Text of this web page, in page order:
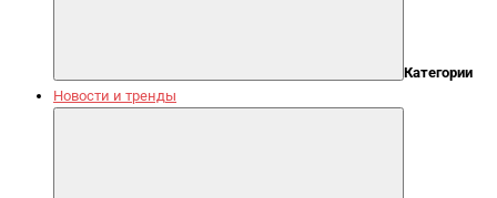
Категории
Новости и тренды